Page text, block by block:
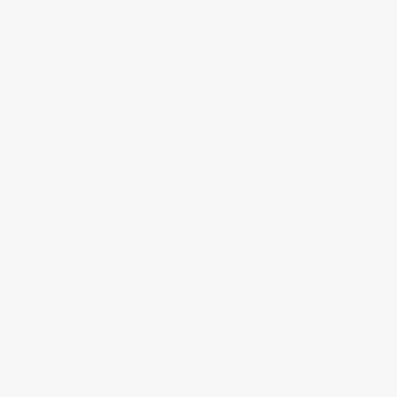
органа
коррупции
коррупции
поведению государственных гражданских служащих и урегулированию